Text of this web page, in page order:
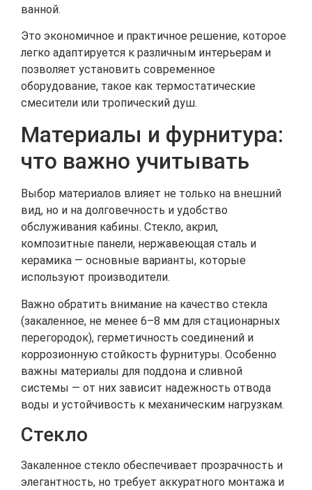
ванной.
Это экономичное и практичное решение, которое
легко адаптируется к различным интерьерам и
позволяет установить современное
оборудование, такое как термостатические
смесители или тропический душ.
Материалы и фурнитура:
что важно учитывать
Выбор материалов влияет не только на внешний
вид, но и на долговечность и удобство
обслуживания кабины. Стекло, акрил,
композитные панели, нержавеющая сталь и
керамика — основные варианты, которые
используют производители.
Важно обратить внимание на качество стекла
(закаленное, не менее 6–8 мм для стационарных
перегородок), герметичность соединений и
коррозионную стойкость фурнитуры. Особенно
важны материалы для поддона и сливной
системы — от них зависит надежность отвода
воды и устойчивость к механическим нагрузкам.
Стекло
Закаленное стекло обеспечивает прозрачность и
элегантность, но требует аккуратного монтажа и